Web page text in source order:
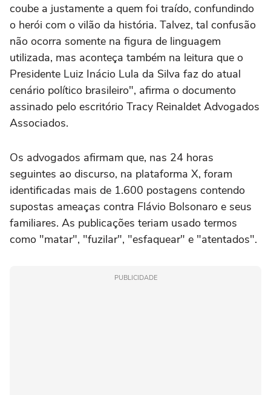
coube a justamente a quem foi traído, confundindo
o herói com o vilão da história. Talvez, tal confusão
não ocorra somente na figura de linguagem
utilizada, mas aconteça também na leitura que o
Presidente Luiz Inácio Lula da Silva faz do atual
cenário político brasileiro", afirma o documento
assinado pelo escritório Tracy Reinaldet Advogados
Associados.
Os advogados afirmam que, nas 24 horas
seguintes ao discurso, na plataforma X, foram
identificadas mais de 1.600 postagens contendo
supostas ameaças contra Flávio Bolsonaro e seus
familiares. As publicações teriam usado termos
como "matar", "fuzilar", "esfaquear" e "atentados".
PUBLICIDADE